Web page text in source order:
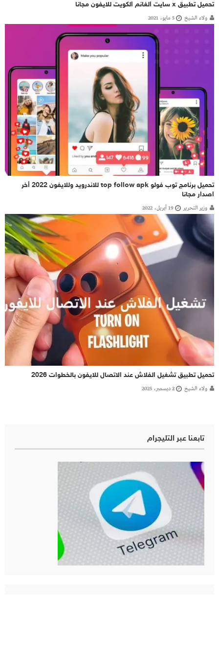
تحميل تطبيق x سايت الغانم الكويت للايفون مجانا
ولاء الشيخ 5 مايو، 2021
تحميل برنامج توب فولو top follow apk للاندرويد وللايفون 2022 أخر
اصدار مجانا
وزير التحرير 19 أبريل، 2022
تحميل تطبيق تشغيل الفلاش عند الاتصال للايفون بالخطوات 2026
ولاء الشيخ 2 ديسمبر، 2025
تابعنا عبر التليجرام